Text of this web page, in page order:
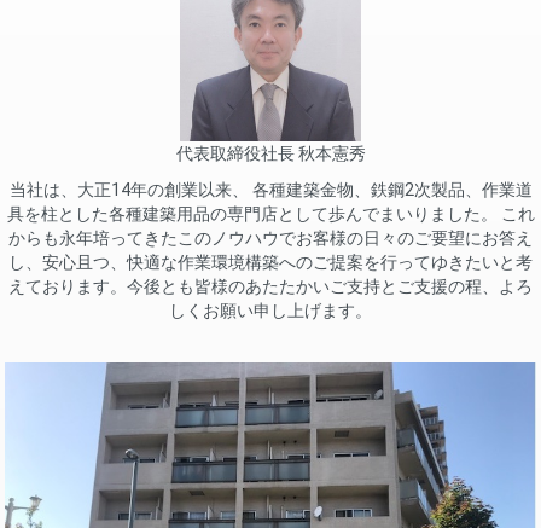
代表取締役社長 秋本憲秀
当社は、大正14年の創業以来、 各種建築金物、鉄鋼2次製品、作業道
具を柱とした各種建築用品の専門店として歩んでまいりました。 これ
からも永年培ってきたこのノウハウでお客様の日々のご要望にお答え
し、安心且つ、快適な作業環境構築へのご提案を行ってゆきたいと考
えております。今後とも皆様のあたたかいご支持とご支援の程、よろ
しくお願い申し上げます。